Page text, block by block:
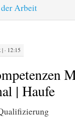
Arbeit
| · 12:15
| Haufe